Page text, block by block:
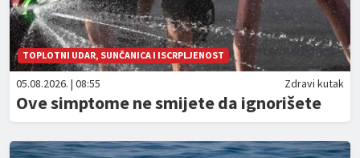
TOPLOTNI UDAR, SUNČANICA I ISCRPLJENOST
05.08.2026. | 08:55 Zdravi kutak
Ove simptome ne smijete da ignorišete